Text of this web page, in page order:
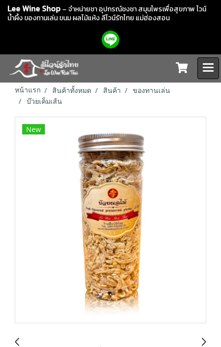
Lee Wine Shop– จำหน่ายชา อุปกรณ์ชงชา สมุนไพรเพื่อสุขภาพ ไวน์
น้ำผึ้ง ของทานเล่น ขนม ผลไม้แห้งลีไวน์รักไทย แม่ฮ่องสอน
หน้าแรก สินค้าทั้งหมด สินค้า
ของทานเล่น
บ๊วยเค็มเส้น
New